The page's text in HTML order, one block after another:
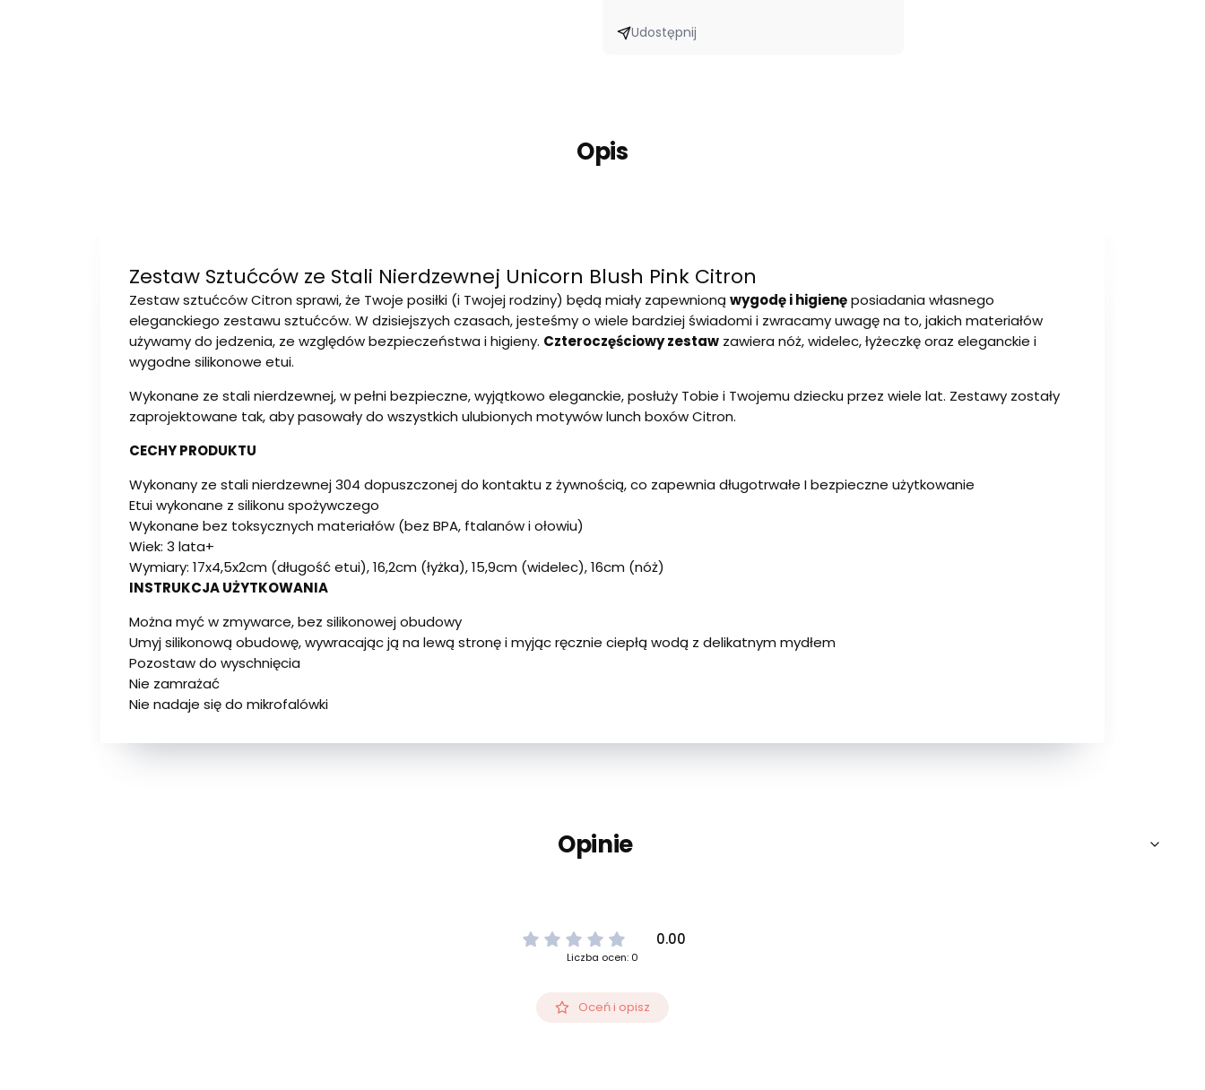
Udostępnij
Opis
Zestaw Sztućców ze Stali Nierdzewnej Unicorn Blush Pink Citron
Zestaw sztućców Citron sprawi, że Twoje posiłki (i Twojej rodziny) będą miały zapewnioną wygodę i higienęposiadania własnego
eleganckiego zestawu sztućców. W dzisiejszych czasach, jesteśmy o wiele bardziej świadomi i zwracamy uwagę na to, jakich materiałów
używamy do jedzenia, ze względów bezpieczeństwa i higieny. Czteroczęściowy zestaw zawiera nóż, widelec, łyżeczkę oraz eleganckie i
wygodne silikonowe etui.
Wykonane ze stali nierdzewnej, w pełni bezpieczne, wyjątkowo eleganckie, posłuży Tobie i Twojemu dziecku przez wiele lat. Zestawy zostały
zaprojektowane tak, aby pasowały do wszystkich ulubionych motywów lunch boxów Citron.
CECHY PRODUKTU
Wykonany ze stali nierdzewnej 304 dopuszczonej do kontaktu z żywnością, co zapewnia długotrwałe I bezpieczne użytkowanie
Etui wykonane z silikonu spożywczego
Wykonane bez toksycznych materiałów (bez BPA, ftalanów i ołowiu)
Wiek: 3 lata+
Wymiary: 17x4,5x2cm (długość etui), 16,2cm (łyżka), 15,9cm (widelec), 16cm (nóż)
INSTRUKCJA UŻYTKOWANIA
Można myć w zmywarce, bez silikonowej obudowy
Umyj silikonową obudowę, wywracając ją na lewą stronę i myjąc ręcznie ciepłą wodą z delikatnym mydłem
Pozostaw do wyschnięcia
Nie zamrażać
Nie nadaje się do mikrofalówki
Opinie
0.00
Liczba ocen: 0
Oceń i opisz